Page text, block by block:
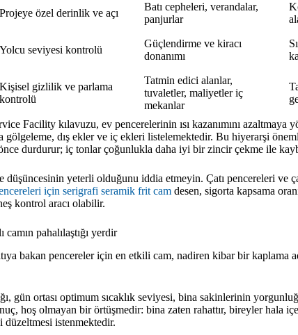
Projeye özel derinlik ve açı
Batı cepheleri, verandalar,
panjurlar
Yolcu seviyesi kontrolü
Güçlendirme ve kiracı
donanımı
Kişisel gizlilik ve parlama
kontrolü
Tatmin edici alanlar,
tuvaletler, maliyetler iç
mekanlar
Facility kılavuzu, ev pencerelerinin ısı kazanımını azaltmaya
gölgeleme, dış ekler ve iç ekleri listelemektedir. Bu hiyerarşi
durdurur; iç tonlar çoğunlukla daha iyi bir zincir çekme ile
yeterli olduğunu iddia etmeyin. Çatı pencereleri ve
için serigrafi seramik frit cam desen, sigorta kapsama
kontrol aracı olabilir.
pahalılaştığı yerdir
bakan pencereler için en etkili cam, nadiren kibar bir kaplama
gün ortası optimum sıcaklık seviyesi, bina sakinlerinin
hoş olmayan bir örtüşmedir: bina zaten rahattır, bireyler hala
düzeltmesi istenmektedir.